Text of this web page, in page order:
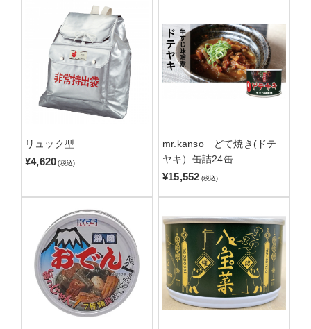
リュック型
¥4,620 (税込)
mr.kanso どて焼き(ドテ
ヤキ）缶詰24缶
¥15,552 (税込)